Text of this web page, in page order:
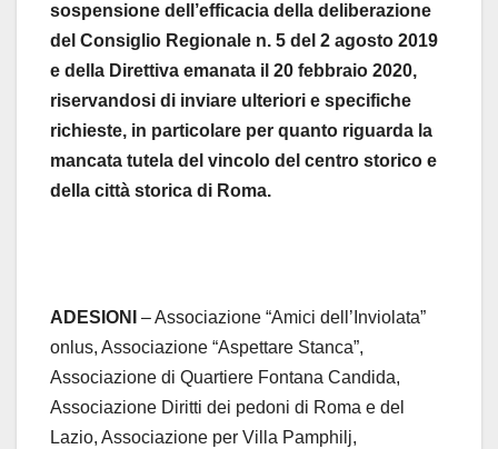
sospensione dell’efficacia della deliberazione
del Consiglio Regionale n. 5 del 2 agosto 2019
e della Direttiva emanata il 20 febbraio 2020,
riservandosi di inviare ulteriori e specifiche
richieste, in particolare per quanto riguarda la
mancata tutela del vincolo del centro storico e
della città storica di Roma.
ADESIONI
– Associazione “Amici dell’Inviolata”
onlus, Associazione “Aspettare Stanca”,
Associazione di Quartiere Fontana Candida,
Associazione Diritti dei pedoni di Roma e del
Lazio, Associazione per Villa Pamphilj,